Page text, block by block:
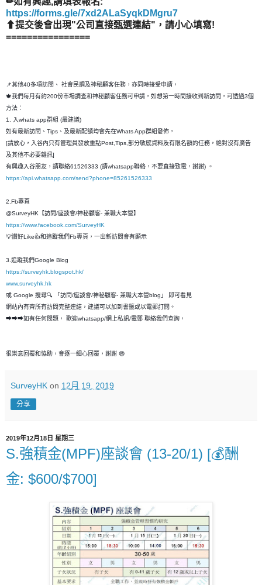
https://forms.gle/7xd2ALaSyqkDMgru7
⬆提交後會出現"公司直接甄選連結"，請小心填寫!
================
📌其他40多項訪問、 社會民調及神秘顧客任務，亦同時接受申請，
🍁我們每月有約200份市場調查和神秘顧客任務可申請，如想第一時間接收到新訪問，可透過3個
方法：
1. 入whats app群組 (最建議)
如有最新訪問、Tips、及最新配額均會先在Whats App群組發佈，
[請放心，入谷內只有管理員發放重點Post,Tips,部分敏感資料及有限名額的任務，絶對沒有廣告
及其他不必要雜訊]
有興趣入谷朋友，請聯絡61526333 (請whatsapp聯絡，不要直接致電，謝謝) 。
https://api.whatsapp.com/send?phone=85261526333
2.Fb專頁
@SurveyHK【訪問/座談會/神秘顧客- 兼職大本營】
https://www.facebook.com/SurveyHK
💡讚好Like👍和追蹤我們Fb專頁，一出新訪問會有顯示
3.追蹤我們Google Blog
https://surveyhk.blogspot.hk/
www.surveyhk.hk
或 Google 搜尋🔍 「訪問/座談會/神秘顧客- 兼職大本營blog」 即可看見
網站內有齊所有訪問完整連結，建議可以加到書籤或以電郵訂閱。
➡➡➡如有任何問題， 歡迎whatsapp/網上私訊/電郵 聯絡我們查詢，
很樂意回覆和恊助，會逐一細心回覆，謝謝 😄
SurveyHK on 12月 19, 2019
分享
2019年12月18日 星期三
S.強積金(MPF)座談會 (13-20/1) [💰酬
金: $600/$700]